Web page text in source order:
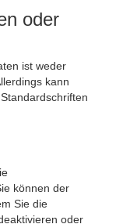
oder
ist weder
kann
können der
Sie die
oder